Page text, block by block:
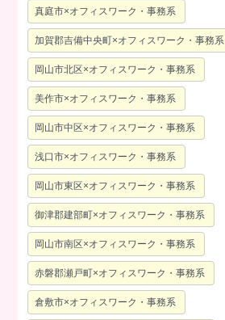
真庭市×オフィスワーク・事務系
加賀郡吉備中央町×オフィスワーク・事務系
岡山市北区×オフィスワーク・事務系
美作市×オフィスワーク・事務系
岡山市中区×オフィスワーク・事務系
浅口市×オフィスワーク・事務系
岡山市東区×オフィスワーク・事務系
御津郡建部町×オフィスワーク・事務系
岡山市南区×オフィスワーク・事務系
赤磐郡瀬戸町×オフィスワーク・事務系
倉敷市×オフィスワーク・事務系